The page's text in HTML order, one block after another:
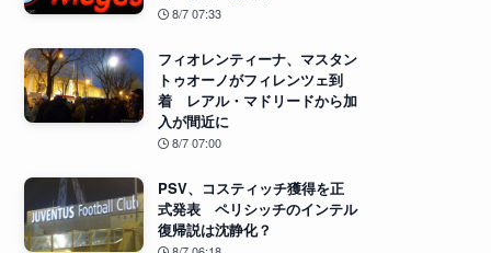
8/7 07:33
フィオレンティーナ、マスタン
トゥオーノがフィレンツェ到
着 レアル・マドリードから加
入が間近に
8/7 07:00
PSV、コスティッチ獲得を正
式発表 ペリシッチのインテル
復帰説は沈静化？